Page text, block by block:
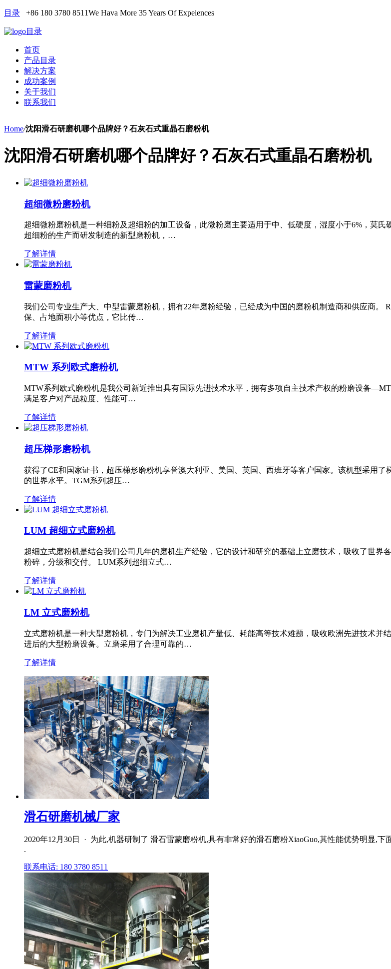
目录 +86 180 3780 8511We Hava More 35 Years Of Expeiences
目录
首页
产品目录
解决方案
成功案例
关于我们
联系我们
Home/沈阳滑石研磨机哪个品牌好？石灰石式重晶石磨粉机
沈阳滑石研磨机哪个品牌好？石灰石式重晶石磨粉机
超细微粉磨粉机
超细微粉磨粉机是一种细粉及超细粉的加工设备，此微粉磨主要适用于中、低硬度，湿度小于6%，莫
超细粉的生产而研发制造的新型磨粉机，…
了解详情
雷蒙磨粉机
我们公司专业生产大、中型雷蒙磨粉机，拥有22年磨粉经验，已经成为中国的磨粉机制造商和供应商
保、占地面积小等优点，它比传…
了解详情
MTW 系列欧式磨粉机
MTW系列欧式磨粉机是我公司新近推出具有国际先进技术水平，拥有多项自主技术产权的粉磨设备
满足客户对产品粒度、性能可…
了解详情
超压梯形磨粉机
获得了CE和国家证书，超压梯形磨粉机享誉澳大利亚、美国、英国、西班牙等客户国家。该机型采用
的世界水平。TGM系列超压…
了解详情
LUM 超细立式磨粉机
超细立式磨粉机是结合我们公司几年的磨机生产经验，它的设计和研究的基础上立磨技术，吸收了世
粉碎，分级和交付。 LUM系列超细立式…
了解详情
LM 立式磨粉机
立式磨粉机是一种大型磨粉机，专门为解决工业磨机产量低、耗能高等技术难题，吸收欧洲先进技术
进后的大型粉磨设备。立磨采用了合理可靠的…
了解详情
滑石研磨机械厂家
2020年12月30日 · 为此,机器研制了 滑石雷蒙磨粉机,具有非常好的滑石磨粉XiaoGuo,其性能优势明显,
.
联系电话: 180 3780 8511